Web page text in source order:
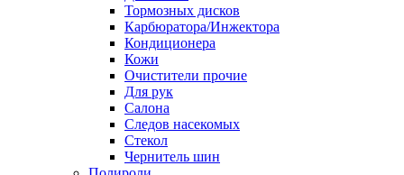
Тормозных дисков
Карбюратора/Инжектора
Кондиционера
Кожи
Очистители прочие
Для рук
Салона
Следов насекомых
Стекол
Чернитель шин